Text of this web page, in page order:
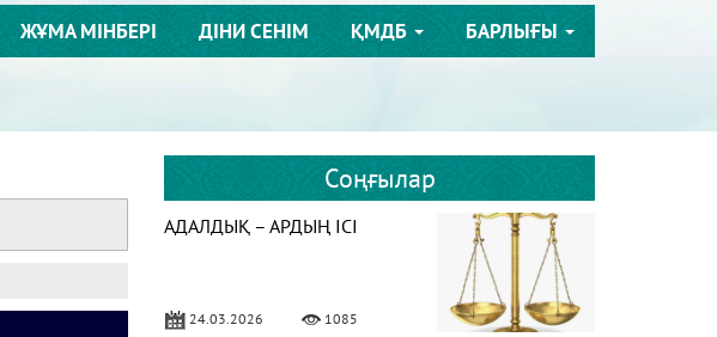
ЖҰМА МІНБЕРІ ДІНИ СЕНІМ ҚМДБ БАРЛЫҒЫ
Соңғылар
АДАЛДЫҚ – АРДЫҢ ІСІ
24.03.2026 1085